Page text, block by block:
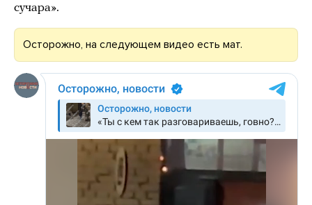
сучара».
Осторожно, на следующем видео есть мат.